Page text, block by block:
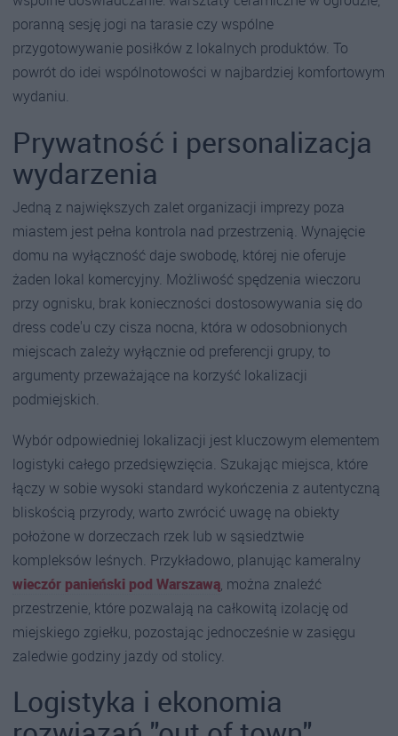
poranną sesję jogi na tarasie czy wspólne
przygotowywanie posiłków z lokalnych produktów. To
powrót do idei wspólnotowości w najbardziej komfortowym
wydaniu.
Prywatność i personalizacja
wydarzenia
Jedną z największych zalet organizacji imprezy poza
miastem jest pełna kontrola nad przestrzenią. Wynajęcie
domu na wyłączność daje swobodę, której nie oferuje
żaden lokal komercyjny. Możliwość spędzenia wieczoru
przy ognisku, brak konieczności dostosowywania się do
dress code'u czy cisza nocna, która w odosobnionych
miejscach zależy wyłącznie od preferencji grupy, to
argumenty przeważające na korzyść lokalizacji
podmiejskich.
Wybór odpowiedniej lokalizacji jest kluczowym elementem
logistyki całego przedsięwzięcia. Szukając miejsca, które
łączy w sobie wysoki standard wykończenia z autentyczną
bliskością przyrody, warto zwrócić uwagę na obiekty
położone w dorzeczach rzek lub w sąsiedztwie
kompleksów leśnych. Przykładowo, planując kameralny
wieczór panieński pod Warszawą, można znaleźć
przestrzenie, które pozwalają na całkowitą izolację od
miejskiego zgiełku, pozostając jednocześnie w zasięgu
zaledwie godziny jazdy od stolicy.
Logistyka i ekonomia